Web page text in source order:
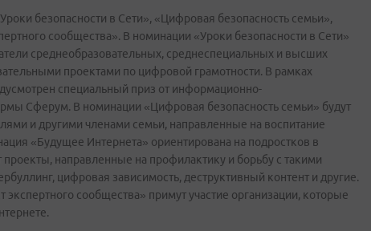
безопасности в Сети», «Цифровая безопасность семьи»,
сообщества». В номинации «Уроки безопасности в Сети»
среднеобразовательных, среднеспециальных и высших
проектами по цифровой грамотности. В рамках
специальный приз от информационно-
Сферум. В номинации «Цифровая безопасность семьи» будут
и другими членами семьи, направленные на воспитание
«Будущее Интернета» ориентирована на подростков в
проекты, направленные на профилактику и борьбу с такими
цифровая зависимость, деструктивный контент и другие.
сообщества» примут участие организации, которые